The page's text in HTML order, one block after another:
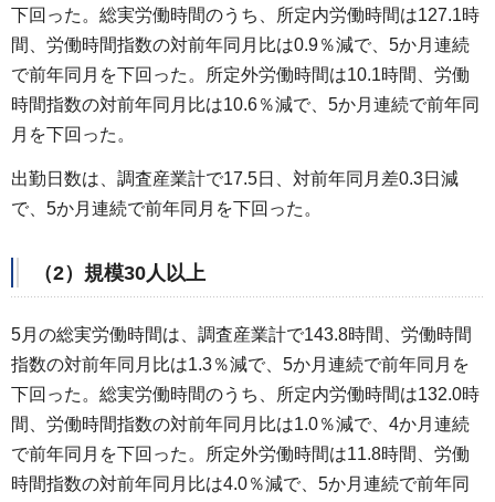
下回った。総実労働時間のうち、所定内労働時間は127.1時
間、労働時間指数の対前年同月比は0.9％減で、5か月連続
で前年同月を下回った。所定外労働時間は10.1時間、労働
時間指数の対前年同月比は10.6％減で、5か月連続で前年同
月を下回った。
出勤日数は、調査産業計で17.5日、対前年同月差0.3日減
で、5か月連続で前年同月を下回った。
（2）規模30人以上
5月の総実労働時間は、調査産業計で143.8時間、労働時間
指数の対前年同月比は1.3％減で、5か月連続で前年同月を
下回った。総実労働時間のうち、所定内労働時間は132.0時
間、労働時間指数の対前年同月比は1.0％減で、4か月連続
で前年同月を下回った。所定外労働時間は11.8時間、労働
時間指数の対前年同月比は4.0％減で、5か月連続で前年同